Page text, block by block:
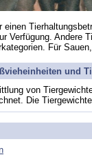
einen
Verfügung. Andere
Für
und
von
Die